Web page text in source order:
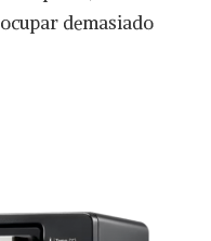
demasiado